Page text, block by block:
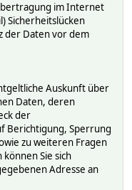
im Internet
Sicherheitslücken
der Daten vor dem
Auskunft über
Daten, deren
der
Berichtigung, Sperrung
zu weiteren Fragen
Sie sich
Adresse an